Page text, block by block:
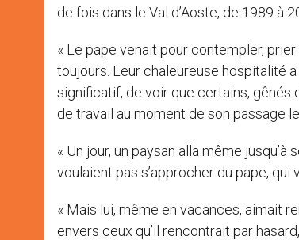
de fois dans le Val d’Aoste, de 1989 à
« Le pape venait pour contempler,
toujours. Leur chaleureuse hospitalité
significatif, de voir que certains,
de travail au moment de son passage
« Un jour, un paysan alla même
voulaient pas s’approcher du pape,
« Mais lui, même en vacances, aimait
envers ceux qu’il rencontrait par